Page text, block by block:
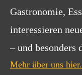
Gastronomie,
interessieren
– und besonders
Mehr über uns hier.